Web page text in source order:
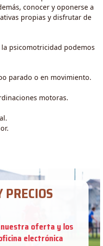
conocer y oponerse a
propias y disfrutar de
psicomotricidad podemos
parado o en movimiento.
motoras.
PRECIOS
nuestra oferta y los
electrónica